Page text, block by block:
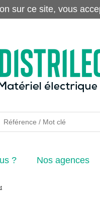
? Nos agences
sur ce site, vous